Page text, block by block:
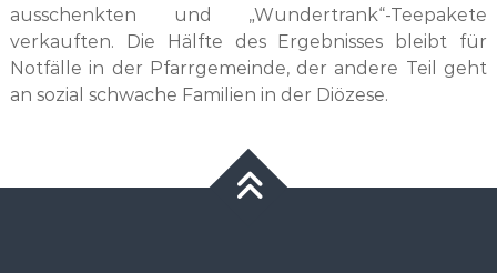
ausschenkten und „Wundertrank“-Teepakete
verkauften. Die Hälfte des Ergebnisses bleibt für
Notfälle in der Pfarrgemeinde, der andere Teil geht
an sozial schwache Familien in der Diözese.